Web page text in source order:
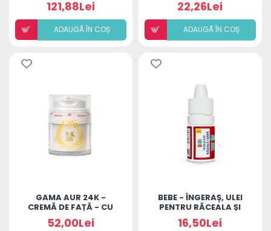
121,88Lei
ADAUGÃ ÎN COȘ
22,26Lei
ADAUGÃ ÎN COȘ
GAMA AUR 24K -
CREMĂ DE FAȚĂ - CU
PARFUM DE OUD
52,00Lei
BEBE - ÎNGERAȘ, ULEI
PENTRU RĂCEALA ȘI
GRIPĂ
16,50Lei